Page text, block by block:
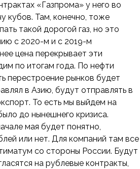
«Газпрома» у него во
кубов. Там, конечно, тоже
такой дорогой газ, но это
с 2020-м и с 2019-м
цена перекрывает эти
по итогам года. По нефти
перестроение рынков будет
в Азию, будут отправлять в
То есть мы выйдем на
до нынешнего кризиса.
мая будет понятно,
или нет. Для компаний там все
со стороны России. Будут
на рублевые контракты,